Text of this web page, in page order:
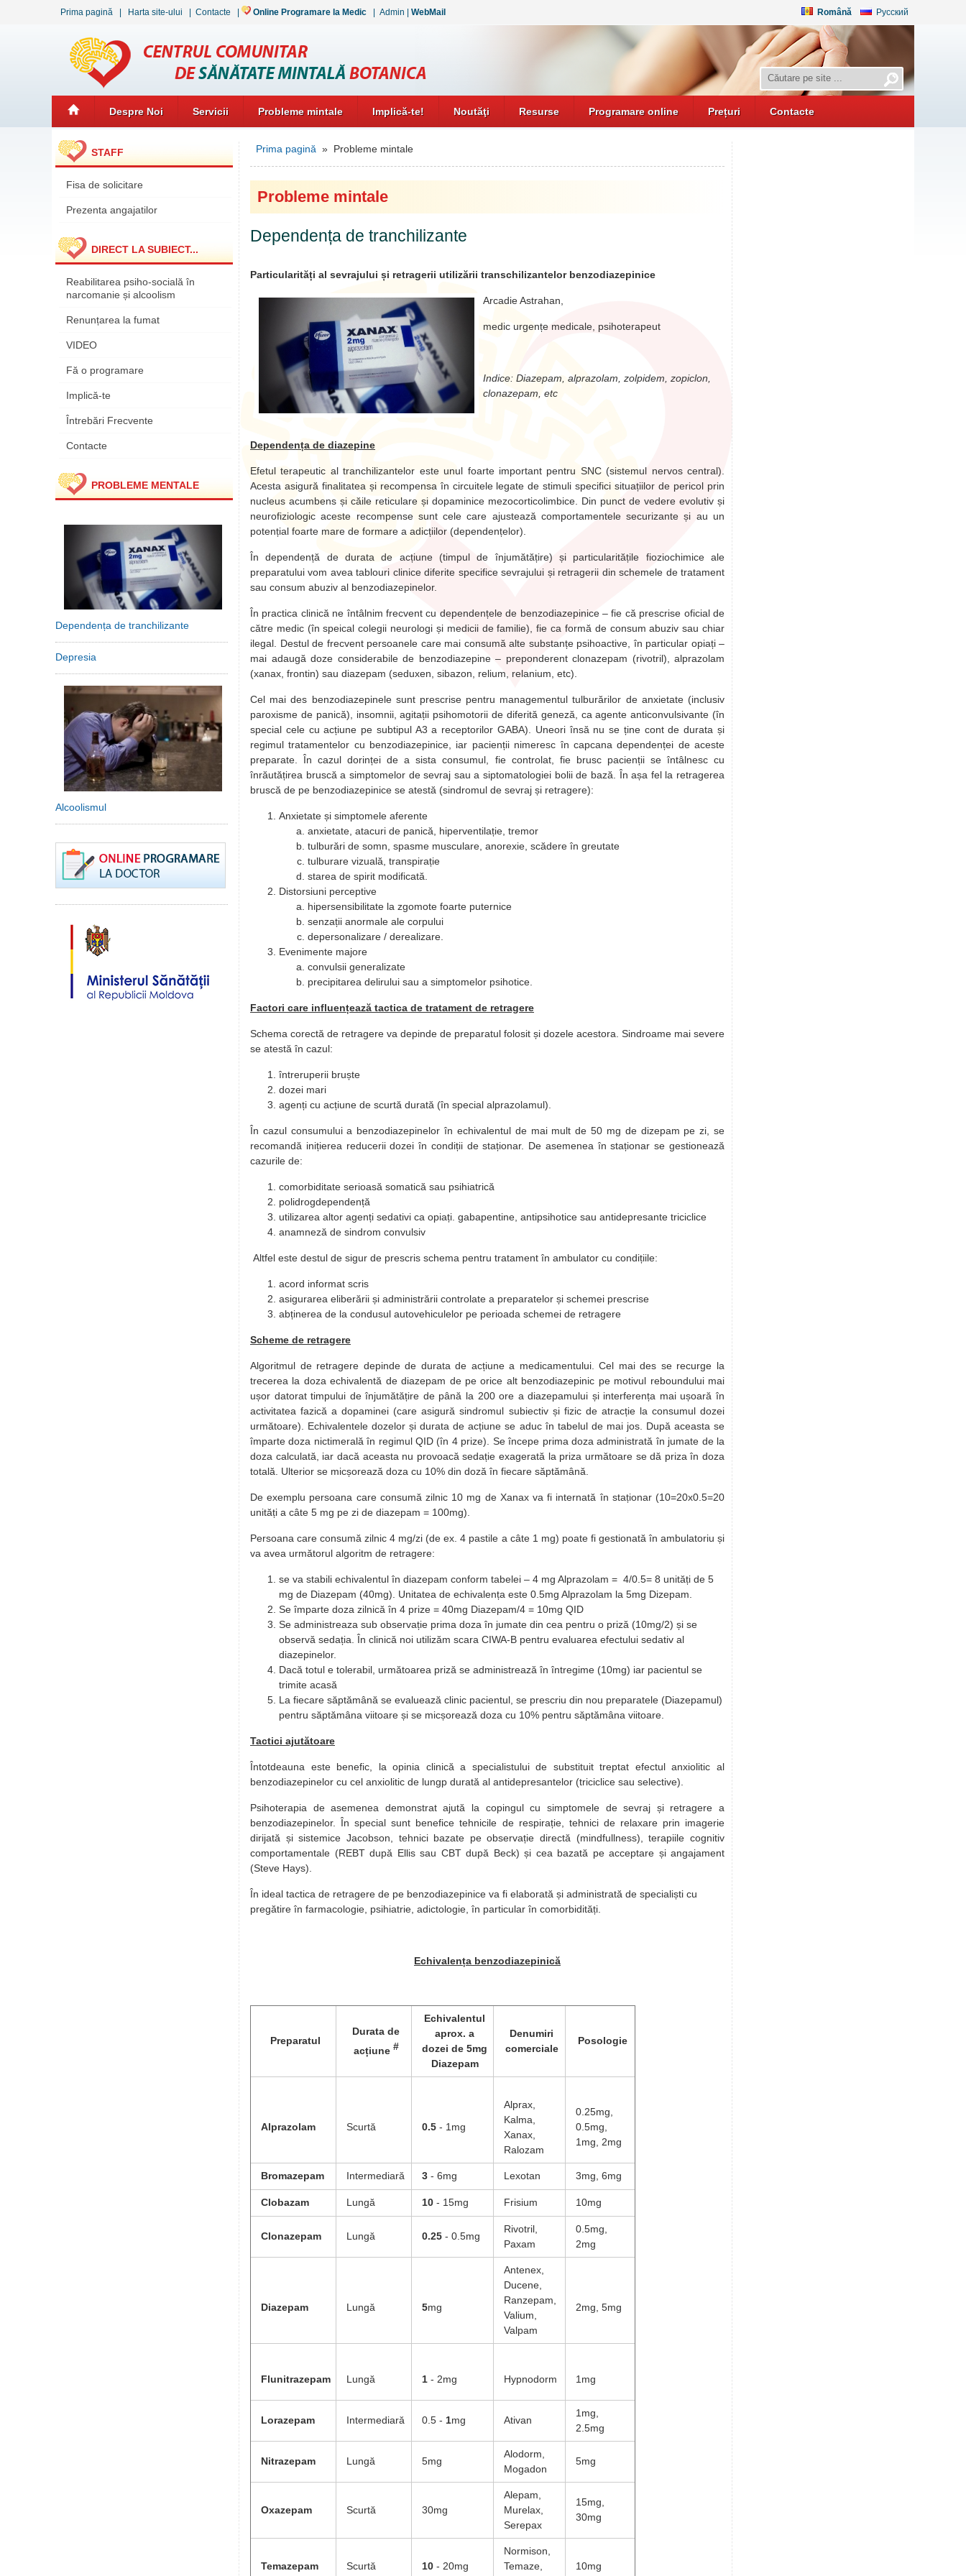
Prima pagină Harta site-ului Contacte Online Programare la Medic Admin WebMail Română Русский
Despre Noi Servicii Probleme mintale Implică-te! Noutăţi Resurse Programare online Prețuri Contacte
STAFF
Fisa de solicitare
Prezenta angajatilor
DIRECT LA SUBIECT...
Reabilitarea psiho-socială în
narcomanie și alcoolism
Renunțarea la fumat
VIDEO
Fă o programare
Implică-te
Întrebări Frecvente
Contacte
PROBLEME MENTALE
Dependența de tranchilizante
Depresia
Alcoolismul
Prima pagină » Probleme mintale
Probleme mintale
Dependența de tranchilizante
Particularități al sevrajului și retragerii utilizării transchilizantelor benzodiazepinice
Arcadie Astrahan,
medic urgențe medicale, psihoterapeut
Indice: Diazepam, alprazolam, zolpidem, zopiclon,
clonazepam, etc
Dependența de diazepine
Efetul terapeutic al tranchilizantelor este unul foarte important pentru SNC (sistemul nervos central).
Acesta asigură finalitatea și recompensa în circuitele legate de stimuli specifici situațiilor de pericol prin
nucleus acumbens și căile reticulare și dopaminice mezocorticolimbice. Din punct de vedere evolutiv și
neurofiziologic aceste recompense sunt cele care ajustează comportamentele securizante și au un
potențial foarte mare de formare a adicțiilor (dependențelor).
În dependență de durata de acțiune (timpul de înjumătățire) și particularitățile fioziochimice ale
preparatului vom avea tablouri clinice diferite specifice sevrajului și retragerii din schemele de tratament
sau consum abuziv al benzodiazepinelor.
În practica clinică ne întâlnim frecvent cu dependențele de benzodiazepinice – fie că prescrise oficial de
către medic (în speical colegii neurologi și medicii de familie), fie ca formă de consum abuziv sau chiar
ilegal. Destul de frecvent persoanele care mai consumă alte substanțe psihoactive, în particular opiați –
mai adaugă doze considerabile de benzodiazepine – preponderent clonazepam (rivotril), alprazolam
(xanax, frontin) sau diazepam (seduxen, sibazon, relium, relanium, etc).
Cel mai des benzodiazepinele sunt prescrise pentru managementul tulburărilor de anxietate (inclusiv
paroxisme de panică), insomnii, agitații psihomotorii de diferită geneză, ca agente anticonvulsivante (în
special cele cu acțiune pe subtipul A3 a receptorilor GABA). Uneori însă nu se ține cont de durata și
regimul tratamentelor cu benzodiazepinice, iar pacienții nimeresc în capcana dependenței de aceste
preparate. În cazul dorinței de a sista consumul, fie controlat, fie brusc pacienții se întâlnesc cu
înrăutățirea bruscă a simptomelor de sevraj sau a siptomatologiei bolii de bază. În așa fel la retragerea
bruscă de pe benzodiazepinice se atestă (sindromul de sevraj și retragere):
Anxietate și simptomele aferente
anxietate, atacuri de panică, hiperventilație, tremor
tulburări de somn, spasme musculare, anorexie, scădere în greutate
tulburare vizuală, transpirație
starea de spirit modificată.
Distorsiuni perceptive
hipersensibilitate la zgomote foarte puternice
senzații anormale ale corpului
depersonalizare / derealizare.
Evenimente majore
convulsii generalizate
precipitarea delirului sau a simptomelor psihotice.
Factori care influențează tactica de tratament de retragere
Schema corectă de retragere va depinde de preparatul folosit și dozele acestora. Sindroame mai severe
se atestă în cazul:
întreruperii bruște
dozei mari
agenți cu acțiune de scurtă durată (în special alprazolamul).
În cazul consumului a benzodiazepinelor în echivalentul de mai mult de 50 mg de dizepam pe zi, se
recomandă inițierea reducerii dozei în condiții de staționar. De asemenea în staționar se gestionează
cazurile de:
comorbiditate serioasă somatică sau psihiatrică
polidrogdependență
utilizarea altor agenți sedativi ca opiați. gabapentine, antipsihotice sau antidepresante triciclice
anamneză de sindrom convulsiv
Altfel este destul de sigur de prescris schema pentru tratament în ambulator cu condițiile:
acord informat scris
asigurarea eliberării și administrării controlate a preparatelor și schemei prescrise
abținerea de la condusul autovehiculelor pe perioada schemei de retragere
Scheme de retragere
Algoritmul de retragere depinde de durata de acțiune a medicamentului. Cel mai des se recurge la
trecerea la doza echivalentă de diazepam de pe orice alt benzodiazepinic pe motivul reboundului mai
ușor datorat timpului de înjumătățire de până la 200 ore a diazepamului și interferența mai ușoară în
activitatea fazică a dopaminei (care asigură sindromul subiectiv și fizic de atracție la consumul dozei
următoare). Echivalentele dozelor și durata de acțiune se aduc în tabelul de mai jos. După aceasta se
împarte doza nictimerală în regimul QID (în 4 prize). Se începe prima doza administrată în jumate de la
doza calculată, iar dacă aceasta nu provoacă sedație exagerată la priza următoare se dă priza în doza
totală. Ulterior se micșorează doza cu 10% din doză în fiecare săptămână.
De exemplu persoana care consumă zilnic 10 mg de Xanax va fi internată în staționar (10=20x0.5=20
unități a câte 5 mg pe zi de diazepam = 100mg).
Persoana care consumă zilnic 4 mg/zi (de ex. 4 pastile a câte 1 mg) poate fi gestionată în ambulatoriu și
va avea următorul algoritm de retragere:
se va stabili echivalentul în diazepam conform tabelei – 4 mg Alprazolam = 4/0.5= 8 unități de 5
mg de Diazepam (40mg). Unitatea de echivalența este 0.5mg Alprazolam la 5mg Dizepam.
Se împarte doza zilnică în 4 prize = 40mg Diazepam/4 = 10mg QID
Se administreaza sub observație prima doza în jumate din cea pentru o priză (10mg/2) și se
observă sedația. În clinică noi utilizăm scara CIWA-B pentru evaluarea efectului sedativ al
diazepinelor.
Dacă totul e tolerabil, următoarea priză se administrează în întregime (10mg) iar pacientul se
trimite acasă
La fiecare săptămână se evaluează clinic pacientul, se prescriu din nou preparatele (Diazepamul)
pentru săptămâna viitoare și se micșorează doza cu 10% pentru săptămâna viitoare.
Tactici ajutătoare
Întotdeauna este benefic, la opinia clinică a specialistului de substituit treptat efectul anxiolitic al
benzodiazepinelor cu cel anxiolitic de lungp durată al antidepresantelor (triciclice sau selective).
Psihoterapia de asemenea demonstrat ajută la copingul cu simptomele de sevraj și retragere a
benzodiazepinelor. În special sunt benefice tehnicile de respirație, tehnici de relaxare prin imagerie
dirijată și sistemice Jacobson, tehnici bazate pe observație directă (mindfullness), terapiile cognitiv
comportamentale (REBT după Ellis sau CBT după Beck) și cea bazată pe acceptare și angajament
(Steve Hays).
În ideal tactica de retragere de pe benzodiazepinice va fi elaborată și administrată de specialiști cu
pregătire în farmacologie, psihiatrie, adictologie, în particular în comorbidități.
Echivalența benzodiazepinică
Preparatul
Durata de
acțiune #
Echivalentul
aprox. a
dozei de 5mg
Diazepam
Denumiri
comerciale
Posologie
Alprazolam Scurtă 0.5 - 1mg
Alprax,
Kalma,
Xanax,
Ralozam
0.25mg,
0.5mg,
1mg, 2mg
Bromazepam Intermediară 3 - 6mg Lexotan 3mg, 6mg
Clobazam Lungă 10 - 15mg Frisium 10mg
Clonazepam Lungă 0.25 - 0.5mg
Rivotril,
Paxam
0.5mg,
2mg
Diazepam Lungă 5mg
Antenex,
Ducene,
Ranzepam,
Valium,
Valpam
2mg, 5mg
Flunitrazepam Lungă 1 - 2mg Hypnodorm 1mg
Lorazepam Intermediară 0.5 - 1mg Ativan
1mg,
2.5mg
Nitrazepam Lungă 5mg
Alodorm,
Mogadon
5mg
Oxazepam Scurtă 30mg
Alepam,
Murelax,
Serepax
15mg,
30mg
Temazepam Scurtă 10 - 20mg
Normison,
Temaze,
10mg